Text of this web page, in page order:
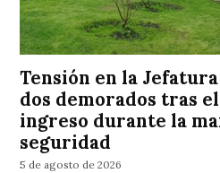
Tensión en la
dos demorados tras
ingreso durante la
seguridad
5 de agosto de 2026